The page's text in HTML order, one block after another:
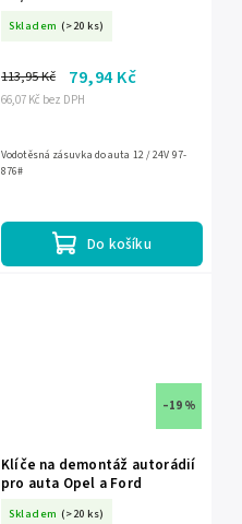
Skladem (>20 ks)
66,07 Kč bez DPH
113,95 Kč 79,94 Kč
Do košíku
Vodotěsná zásuvka do auta 12 / 24V 97-
876#
–19 %
Klíče na demontáž autorádií
pro auta Opel a Ford
Skladem (>20 ks)